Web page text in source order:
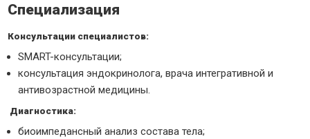
Специализация
Консультации специалистов:
SMART-консультации;
консультация эндокринолога, врача интегративной и
антивозрастной медицины.
Диагностика:
биоимпедансный анализ состава тела;